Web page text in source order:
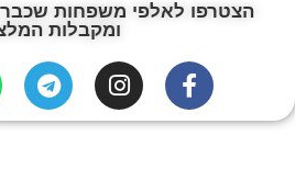
הצטרפו לאלפי משפחות
ומקבלות